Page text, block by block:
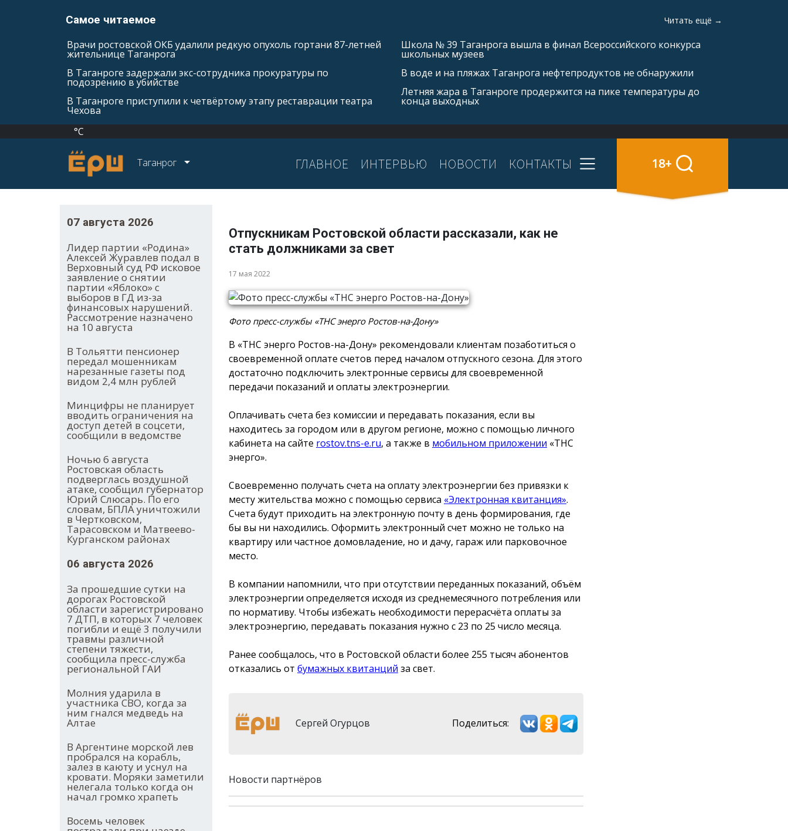
Самое читаемое Читать ещё →
Врачи ростовской ОКБ удалили редкую опухоль гортани 87-летней
жительнице Таганрога
В Таганроге задержали экс-сотрудника прокуратуры по
подозрению в убийстве
В Таганроге приступили к четвёртому этапу реставрации театра
Чехова
Школа № 39 Таганрога вышла в финал Всероссийского конкурса
школьных музеев
В воде и на пляжах Таганрога нефтепродуктов не обнаружили
Летняя жара в Таганроге продержится на пике температуры до
конца выходных
°C
Таганрог ГЛАВНОЕ ИНТЕРВЬЮ НОВОСТИ КОНТАКТЫ 18+
07 августа 2026
Лидер партии «Родина»
Алексей Журавлев подал в
Верховный суд РФ исковое
заявление о снятии
партии «Яблоко» с
выборов в ГД из-за
финансовых нарушений.
Рассмотрение назначено
на 10 августа
В Тольятти пенсионер
передал мошенникам
нарезанные газеты под
видом 2,4 млн рублей
Минцифры не планирует
вводить ограничения на
доступ детей в соцсети,
сообщили в ведомстве
Ночью 6 августа
Ростовская область
подверглась воздушной
атаке, сообщил губернатор
Юрий Слюсарь. По его
словам, БПЛА уничтожили
в Чертковском,
Тарасовском и Матвеево-
Курганском районах
06 августа 2026
За прошедшие сутки на
дорогах Ростовской
области зарегистрировано
7 ДТП, в которых 7 человек
погибли и ещё 3 получили
травмы различной
степени тяжести,
сообщила пресс-служба
региональной ГАИ
Молния ударила в
участника СВО, когда за
ним гнался медведь на
Алтае
В Аргентине морской лев
пробрался на корабль,
залез в каюту и уснул на
кровати. Моряки заметили
нелегала только когда он
начал громко храпеть
Восемь человек
Отпускникам Ростовской области рассказали, как не
стать должниками за свет
17 мая 2022
Фото пресс-службы «ТНС энерго Ростов-на-Дону»
В «ТНС энерго Ростов-на-Дону» рекомендовали клиентам позаботиться о
своевременной оплате счетов перед началом отпускного сезона. Для этого
достаточно подключить электронные сервисы для своевременной
передачи показаний и оплаты электроэнергии.
Оплачивать счета без комиссии и передавать показания, если вы
находитесь за городом или в другом регионе, можно с помощью личного
кабинета на сайте rostov.tns-e.ru, а также в мобильном приложении «ТНС
энерго».
Своевременно получать счета на оплату электроэнергии без привязки к
месту жительства можно с помощью сервиса «Электронная квитанция».
Счета будут приходить на электронную почту в день формирования, где
бы вы ни находились. Оформить электронный счет можно не только на
квартиру или частное домовладение, но и дачу, гараж или парковочное
место.
В компании напомнили, что при отсутствии переданных показаний, объём
электроэнергии определяется исходя из среднемесячного потребления или
по нормативу. Чтобы избежать необходимости перерасчёта оплаты за
электроэнергию, передавать показания нужно с 23 по 25 число месяца.
Ранее сообщалось, что в Ростовской области более 255 тысяч абонентов
отказались от бумажных квитанций за свет.
Сергей Огурцов Поделиться:
Новости партнёров